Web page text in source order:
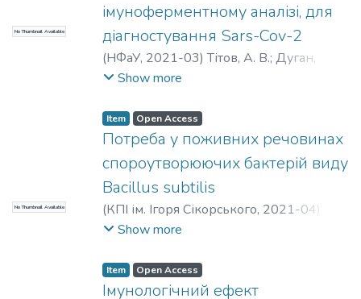
No Thumbnail Available
імуноферментному аналізі, для
діагностування Sars-Cov-2
(НФаУ, 2021-03)Тітов, А. В.; Дуган,
Олексій Мартем’янович
Show more
No Thumbnail Available
Item Open Access
Потреба у поживних речовинах
спороутворюючих бактерій виду
Bacillus subtilis
(КПІ ім. Ігоря Сікорського, 2021-04)
Юрченко, Емма Володимирівна
Show more
Item Open Access
Імунологічний ефект